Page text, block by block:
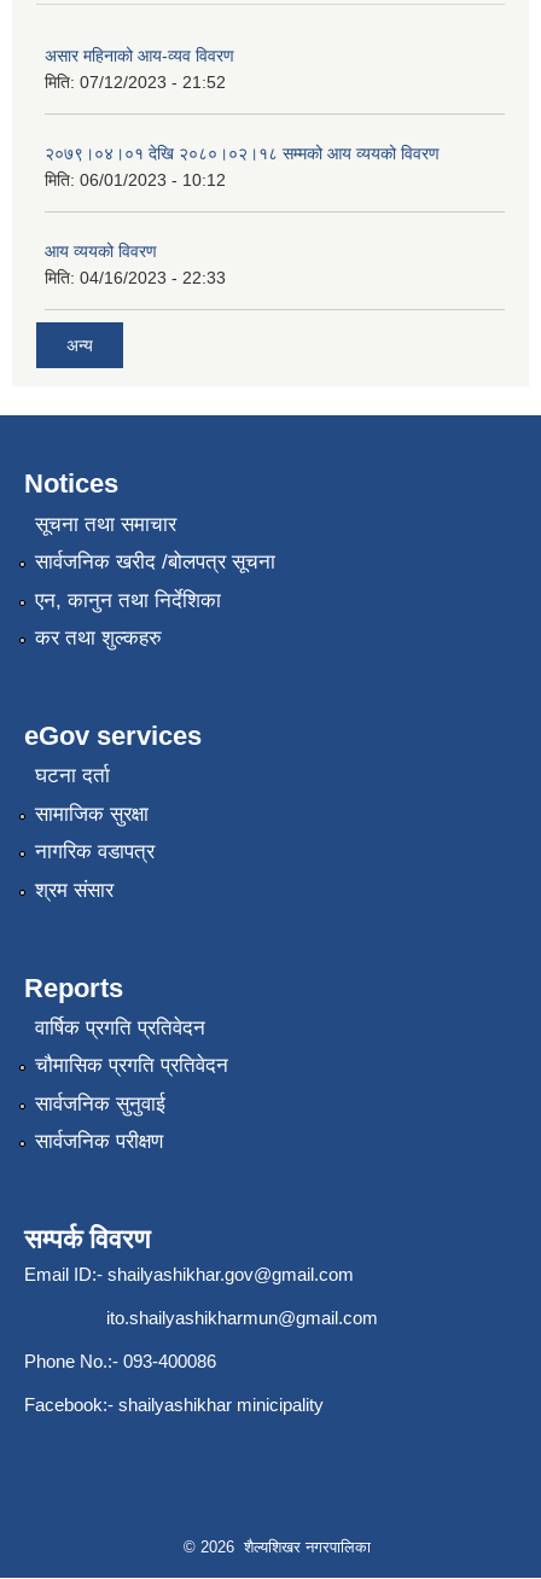
असार महिनाको आय-व्यव विवरण
मिति: 07/12/2023 - 21:52
२०७९।०४।०१ देखि २०८०।०२।१८ सम्मको आय व्ययको विवरण
मिति: 06/01/2023 - 10:12
आय व्ययको विवरण
मिति: 04/16/2023 - 22:33
अन्य
Notices
सूचना तथा समाचार
सार्वजनिक खरीद /बोलपत्र सूचना
एन, कानुन तथा निर्देशिका
कर तथा शुल्कहरु
eGov services
घटना दर्ता
सामाजिक सुरक्षा
नागरिक वडापत्र
श्रम संसार
Reports
वार्षिक प्रगति प्रतिवेदन
चौमासिक प्रगति प्रतिवेदन
सार्वजनिक सुनुवाई
सार्वजनिक परीक्षण
सम्पर्क विवरण
Email ID:- shailyashikhar.gov@gmail.com
ito.shailyashikharmun@gmail.com
Phone No.:- 093-400086
Facebook:- shailyashikhar minicipality
© 2026 शैल्यशिखर नगरपालिका